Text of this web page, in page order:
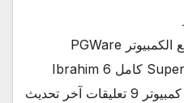
برنامج تنظيف الرامات وتسريع الكمبيوتر PGWare
SuperRam v7.11.23 Crack 2024 كامل Ibrahim 6
ديسمبر، برامج صيانة, صيانة, كمبيوتر 9 تعليقات آخر تحديث